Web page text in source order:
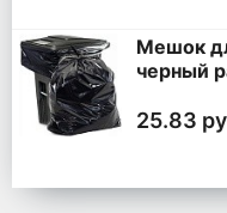
Мешок
черный
25.83